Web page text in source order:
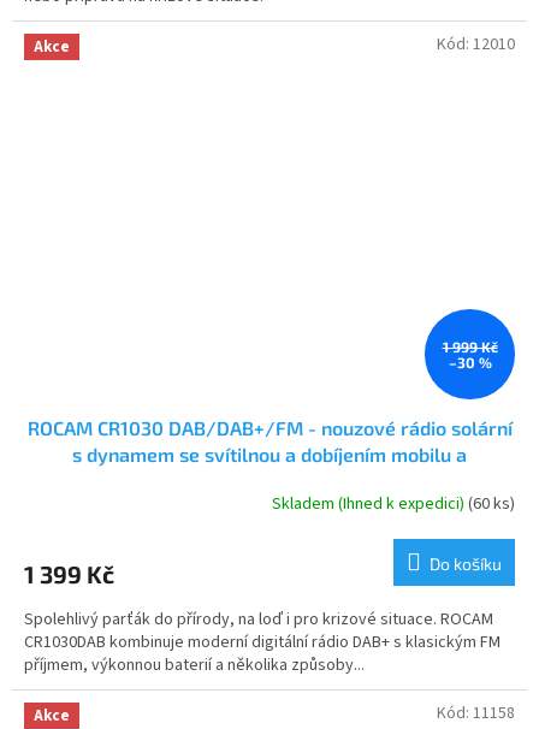
Akce
1 999 Kč
–30 %
ROCAM CR1030 DAB/DAB+/FM - nouzové rádio solární
s dynamem se svítilnou a dobíjením mobilu a
je
z
5
hvězdiček.
Skladem (Ihned k expedici)(60 ks)
1 399 Kč Do košíku
Spolehlivý parťák do přírody, na loď i pro krizové situace. ROCAM
CR1030DAB kombinuje moderní digitální rádio DAB+ s klasickým FM
příjmem, výkonnou baterií a několika způsoby...
Kód: 12010
Akce Kód: 11158